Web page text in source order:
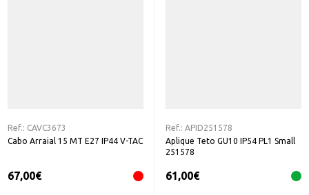
Ref.: CAVC3673
Cabo Arraial 15 MT E27 IP44 V-TAC
67,00€
Ref.: APID251578
Aplique Teto GU10 IP54 PL1 Small
251578
61,00€